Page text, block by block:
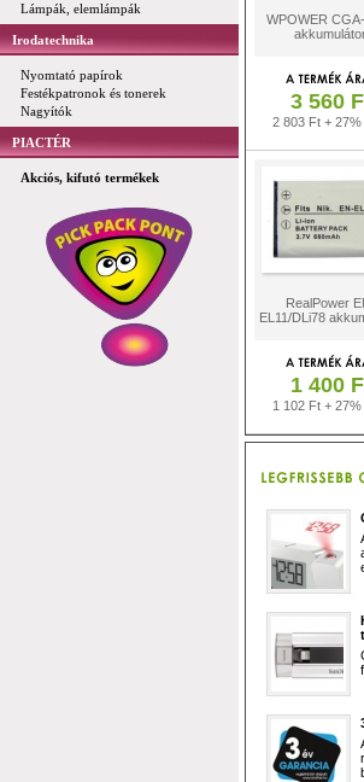
Lámpák, elemlámpák
Irodatechnika
Nyomtató papírok
Festékpatronok és tonerek
Nagyítók
PIACTÉR
Akciós, kifutó termékek
WPOWER
3 560
2 803 Ft + 27%
RealPower
EL11/DLi78
1 400
1 102 Ft + 27%